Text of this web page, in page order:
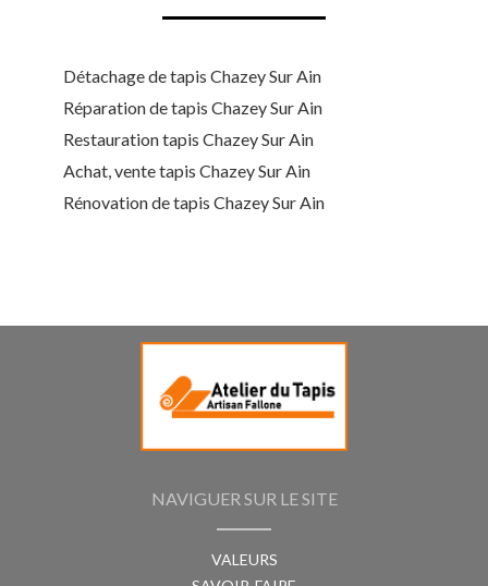
Détachage de tapis Chazey Sur Ain
Réparation de tapis Chazey Sur Ain
Restauration tapis Chazey Sur Ain
Achat, vente tapis Chazey Sur Ain
Rénovation de tapis Chazey Sur Ain
NAVIGUER SUR LE SITE
VALEURS